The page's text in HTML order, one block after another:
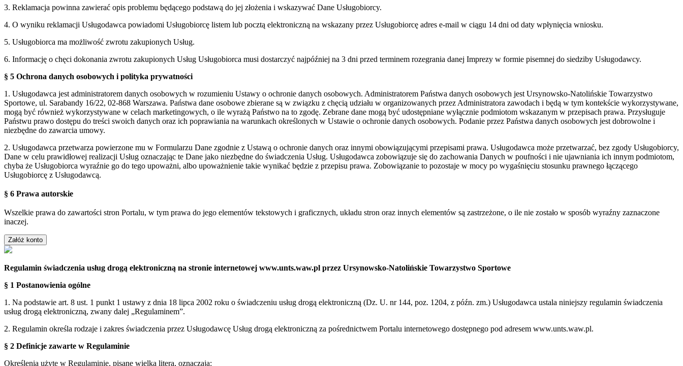
3. Reklamacja powinna zawierać opis problemu będącego podstawą do jej złożenia i wskazywać Dane Usługobiorcy.
4. O wyniku reklamacji Usługodawca powiadomi Usługobiorcę listem lub pocztą elektroniczną na wskazany przez Usługobiorcę adres e-mail w ciągu 14 dni od daty wpłynięcia wniosku.
5. Usługobiorca ma możliwość zwrotu zakupionych Usług.
6. Informację o chęci dokonania zwrotu zakupionych Usług Usługobiorca musi dostarczyć najpóźniej na 3 dni przed terminem rozegrania danej Imprezy w formie pisemnej do siedziby Usługodawcy.
§ 5 Ochrona danych osobowych i polityka prywatności
1. Usługodawca jest administratorem danych osobowych w rozumieniu Ustawy o ochronie danych osobowych. Administratorem Państwa danych osobowych jest Ursynowsko-Natolińskie Towarzystwo
Sportowe, ul. Sarabandy 16/22, 02-868 Warszawa. Państwa dane osobowe zbierane są w związku z chęcią udziału w organizowanych przez Administratora zawodach i będą w tym kontekście wykorzystywane,
mogą być również wykorzystywane w celach marketingowych, o ile wyrażą Państwo na to zgodę. Zebrane dane mogą być udostępniane wyłącznie podmiotom wskazanym w przepisach prawa. Przysługuje
Państwu prawo dostępu do treści swoich danych oraz ich poprawiania na warunkach określonych w Ustawie o ochronie danych osobowych. Podanie przez Państwa danych osobowych jest dobrowolne i
niezbędne do zawarcia umowy.
2. Usługodawca przetwarza powierzone mu w Formularzu Dane zgodnie z Ustawą o ochronie danych oraz innymi obowiązującymi przepisami prawa. Usługodawca może przetwarzać, bez zgody Usługobiorcy,
Dane w celu prawidłowej realizacji Usług oznaczając te Dane jako niezbędne do świadczenia Usług. Usługodawca zobowiązuje się do zachowania Danych w poufności i nie ujawniania ich innym podmiotom,
chyba że Usługobiorca wyraźnie go do tego upoważni, albo upoważnienie takie wynikać będzie z przepisu prawa. Zobowiązanie to pozostaje w mocy po wygaśnięciu stosunku prawnego łączącego
Usługobiorcę z Usługodawcą.
§ 6 Prawa autorskie
Wszelkie prawa do zawartości stron Portalu, w tym prawa do jego elementów tekstowych i graficznych, układu stron oraz innych elementów są zastrzeżone, o ile nie zostało w sposób wyraźny zaznaczone
inaczej.
Regulamin świadczenia usług drogą elektroniczną na stronie internetowej www.unts.waw.pl przez Ursynowsko-Natolińskie Towarzystwo Sportowe
§ 1 Postanowienia ogólne
1. Na podstawie art. 8 ust. 1 punkt 1 ustawy z dnia 18 lipca 2002 roku o świadczeniu usług drogą elektroniczną (Dz. U. nr 144, poz. 1204, z późn. zm.) Usługodawca ustala niniejszy regulamin świadczenia
usług drogą elektroniczną, zwany dalej „Regulaminem”.
2. Regulamin określa rodzaje i zakres świadczenia przez Usługodawcę Usług drogą elektroniczną za pośrednictwem Portalu internetowego dostępnego pod adresem www.unts.waw.pl.
§ 2 Definicje zawarte w Regulaminie
Określenia użyte w Regulaminie, pisane wielką literą, oznaczają: